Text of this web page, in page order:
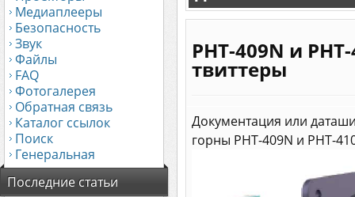
Медиаплееры
Безопасность
Звук
Файлы
FAQ
Фотогалерея
Обратная связь
Каталог ссылок
Поиск
Генеральная
Последние статьи
PHT-409N и
твиттеры
Документация или
горны PHT-409N и PHT-